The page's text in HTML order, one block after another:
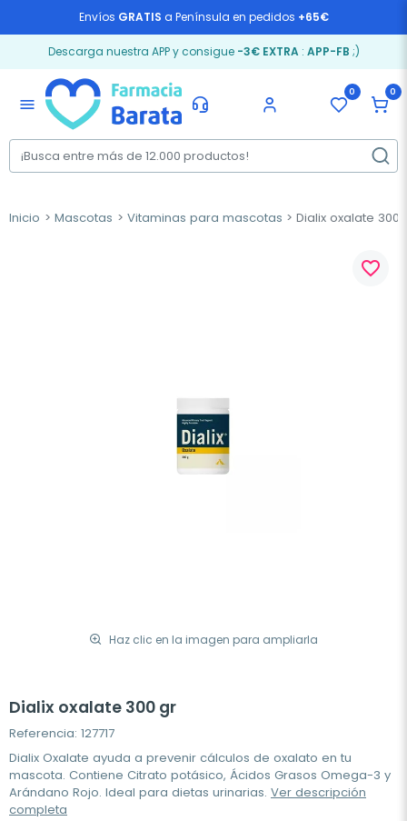
Envíos GRATIS a Península en pedidos +65€
Descarga nuestra APP y consigue -3€ EXTRA: APP-FB ;)
menu
0 0
Inicio Mascotas Vitaminas para mascotas Dialix oxalate 300
Haz clic en la imagen para ampliarla
favorite_border
Dialix oxalate 300 gr
Referencia: 127717
Dialix Oxalate ayuda a prevenir cálculos de oxalato en tu
mascota. Contiene Citrato potásico, Ácidos Grasos Omega-3 y
Arándano Rojo. Ideal para dietas urinarias. Ver descripción
completa